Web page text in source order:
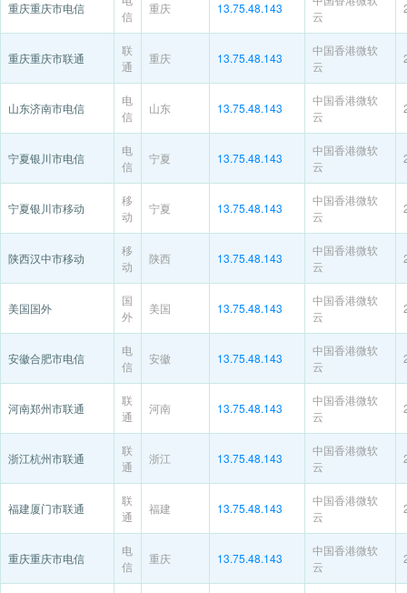
重庆重庆市电信
信
重庆 13.75.48.143
云
重庆重庆市联通
联
通
重庆 13.75.48.143
中国香港微软
云
山东济南市电信
电
信
山东 13.75.48.143
中国香港微软
云
宁夏银川市电信
电
信
宁夏 13.75.48.143
中国香港微软
云
宁夏银川市移动
移
动
宁夏 13.75.48.143
中国香港微软
云
陕西汉中市移动
移
动
陕西 13.75.48.143
中国香港微软
云
美国国外
国
外
美国 13.75.48.143
中国香港微软
云
安徽合肥市电信
电
信
安徽 13.75.48.143
中国香港微软
云
河南郑州市联通
联
通
河南 13.75.48.143
中国香港微软
云
浙江杭州市联通
联
通
浙江 13.75.48.143
中国香港微软
云
福建厦门市联通
联
通
福建 13.75.48.143
中国香港微软
云
重庆重庆市电信
电
信
重庆 13.75.48.143
中国香港微软
云